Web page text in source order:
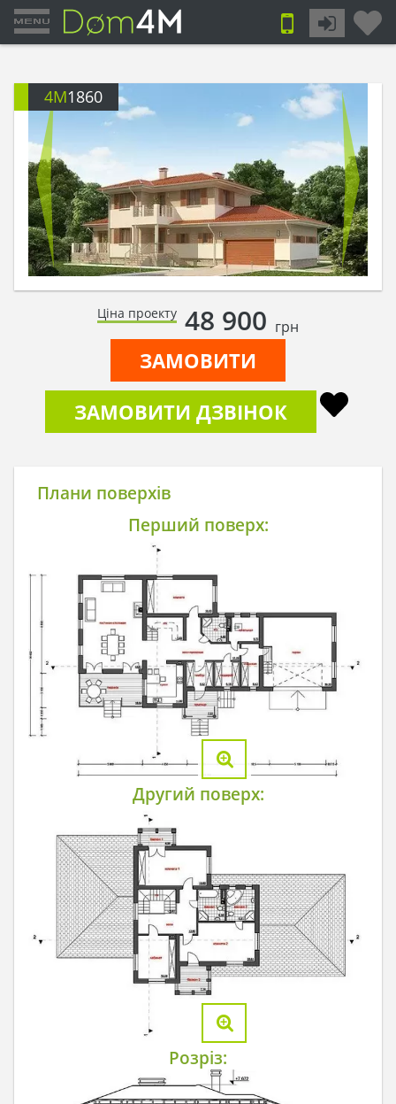
4M1860
Ціна проекту 48 900 грн
ЗАМОВИТИ
ЗАМОВИТИ ДЗВІНОК
Плани поверхів
Перший поверх:
Другий поверх:
Розріз: